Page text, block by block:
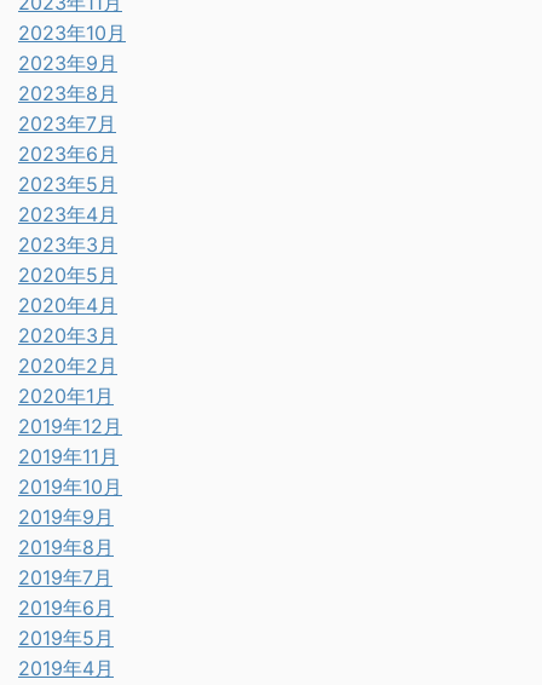
2023年10月
2023年9月
2023年8月
2023年7月
2023年6月
2023年5月
2023年4月
2023年3月
2020年5月
2020年4月
2020年3月
2020年2月
2020年1月
2019年12月
2019年11月
2019年10月
2019年9月
2019年8月
2019年7月
2019年6月
2019年5月
2019年4月